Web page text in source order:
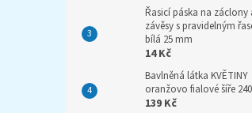
Řasicí páska na záclony
závěsy s pravidelným
bílá 25 mm
14 Kč
Bavlněná látka KVĚTINY
oranžovo fialové šíře
139 Kč